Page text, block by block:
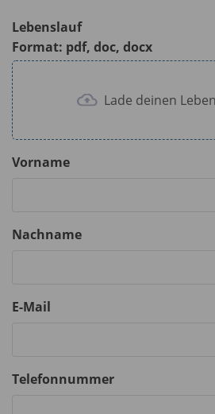
Lebenslauf
Format: pdf, doc, docx
Lade deinen
Vorname
Nachname
E-Mail
Telefonnummer